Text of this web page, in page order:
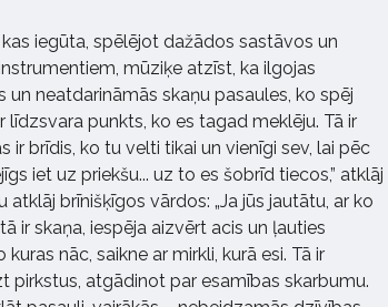
iegūta, spēlējot dažādos sastāvos un
mūziķe atzīst, ka ilgojas
neatdarināmās skaņu pasaules, ko spēj
līdzsvara punkts, ko es tagad meklēju. Tā ir
ir brīdis, ko tu velti tikai un vienīgi sev, lai pēc
iet uz priekšu... uz to es šobrīd tiecos,” atklāj
atklāj brīnišķīgos vārdos: „Ja jūs jautātu, ar ko
ir skaņa, iespēja aizvērt acis un ļauties
nāc, saikne ar mirkli, kurā esi. Tā ir
pirkstus, atgādinot par esamības skarbumu.